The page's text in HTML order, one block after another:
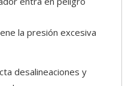
la presión excesiva
desalineaciones y